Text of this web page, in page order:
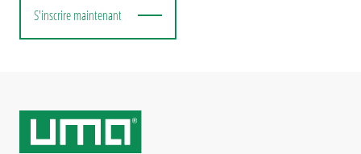
S'inscrire maintenant